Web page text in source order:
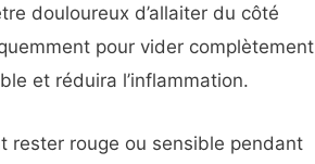
douloureux d’allaiter du côté
pour vider complètement
et réduira l’inflammation.
rester rouge ou sensible pendant